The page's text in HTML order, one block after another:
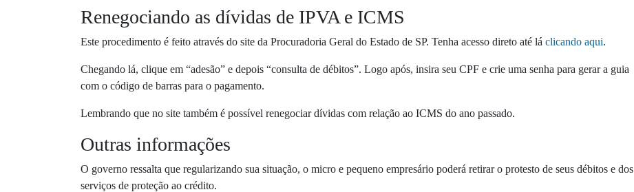
Renegociando as dívidas de IPVA e ICMS
Este procedimento é feito através do site da Procuradoria Geral do Estado de SP. Tenha acesso direto até lá clicando aqui.
Chegando lá, clique em “adesão” e depois “consulta de débitos”. Logo após, insira seu CPF e crie uma senha para gerar a guia
com o código de barras para o pagamento.
Lembrando que no site também é possível renegociar dívidas com relação ao ICMS do ano passado.
Outras informações
O governo ressalta que regularizando sua situação, o micro e pequeno empresário poderá retirar o protesto de seus débitos e dos
serviços de proteção ao crédito.